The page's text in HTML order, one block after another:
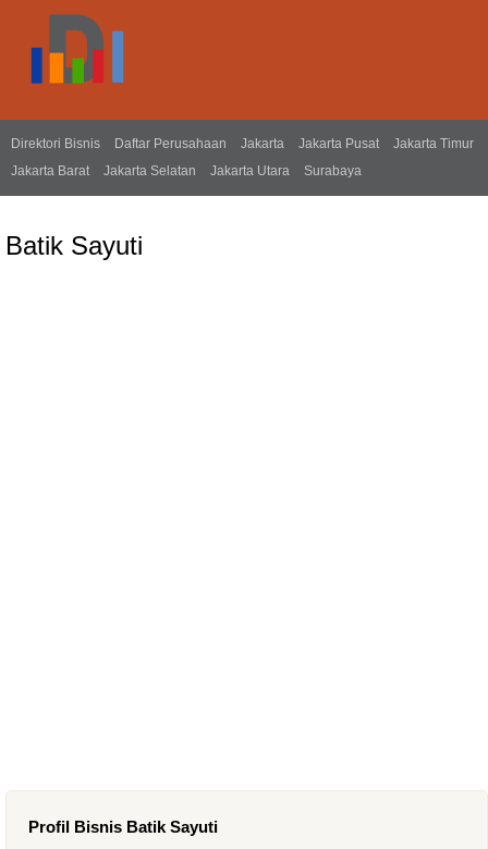
Direktori Bisnis Daftar Perusahaan Jakarta Jakarta Pusat
Jakarta Timur
Jakarta Barat
Jakarta Selatan Jakarta Utara Surabaya
Batik Sayuti
Profil Bisnis Batik Sayuti